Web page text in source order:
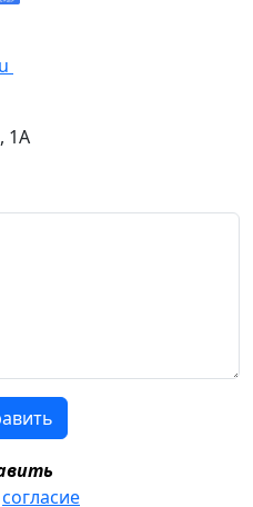
1А
согласие